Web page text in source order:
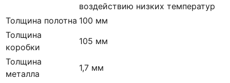
воздействию низких температур
Толщина полотна 100 мм
Толщина
коробки
105 мм
Толщина
металла
1,7 мм